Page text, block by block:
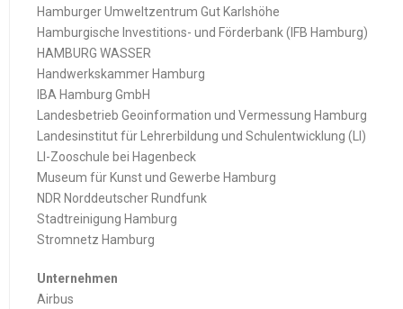
Hamburger Umweltzentrum Gut Karlshöhe
Hamburgische Investitions- und Förderbank (IFB Hamburg)
HAMBURG WASSER
Handwerkskammer Hamburg
IBA Hamburg GmbH
Landesbetrieb Geoinformation und Vermessung Hamburg
Landesinstitut für Lehrerbildung und Schulentwicklung (LI)
LI-Zooschule bei Hagenbeck
Museum für Kunst und Gewerbe Hamburg
NDR Norddeutscher Rundfunk
Stadtreinigung Hamburg
Stromnetz Hamburg
Unternehmen
Airbus